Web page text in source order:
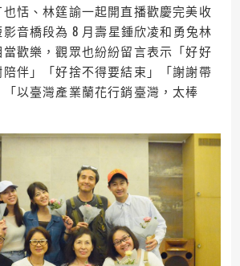
恬、林筳諭一起開直播歡慶完美收
音橋段為 8 月壽星鍾欣凌和勇兔林
歡樂，觀眾也紛紛留言表示「好好
伴」「好捨不得要結束」「謝謝帶
以臺灣產業蘭花行銷臺灣，太棒